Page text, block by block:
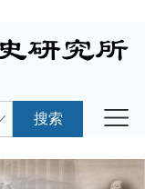
搜索